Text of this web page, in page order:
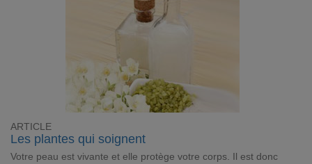
ARTICLE
Les plantes qui soignent
Votre peau est vivante et elle protège votre corps. Il est donc